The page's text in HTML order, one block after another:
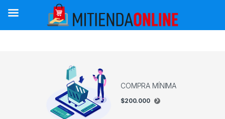
COMPRA MÍNIMA
$200.000